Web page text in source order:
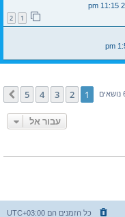
2
1
2
3
4
5 הבא
עבור אל
כל הזמנים הם UTC+03:00